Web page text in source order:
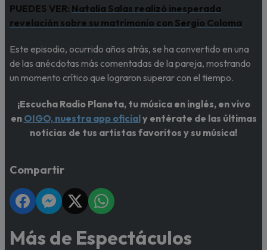
PUEDES VER: Natalia Salas realizó inesperada
revelación sobre su matrimonio con Sergio Coloma
Este episodio, ocurrido años atrás, se ha convertido en una
de las anécdotas más comentadas de la pareja, mostrando
un momento crítico que lograron superar con el tiempo.
¡Escucha Radio Planeta, tu música en inglés, en vivo
en OIGO, nuestra app oficialy entérate de las últimas
noticias de tus artistas favoritos y su música!
Compartir
Más de Espectáculos